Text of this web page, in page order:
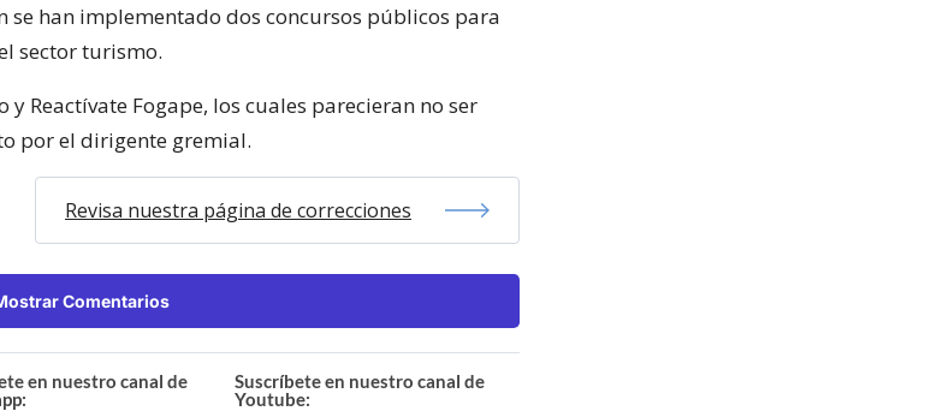
se han implementado dos concursos públicos para
sector turismo.
y Reactívate Fogape, los cuales parecieran no ser
por el dirigente gremial.
Revisa nuestra página de correcciones
Comentarios
en nuestro canal de
Suscríbete en nuestro canal de
Youtube: